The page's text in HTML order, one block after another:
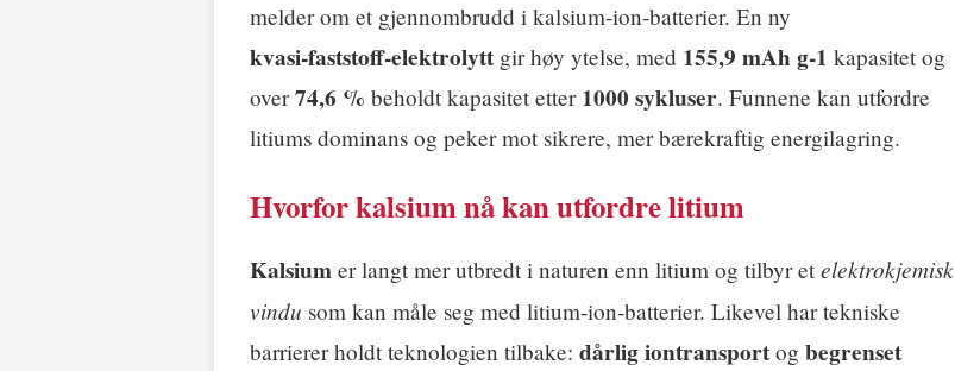
melder om et gjennombrudd i kalsium‑ion‑batterier. En ny
kvasi‑faststoff‑elektrolytt gir høy ytelse, med 155,9 mAh g-1 kapasitet og
over74,6 % beholdt kapasitet etter 1000 sykluser. Funnene kan utfordre
litiums dominans og peker mot sikrere, mer bærekraftig energilagring.
Hvorfor kalsium nå kan utfordre litium
Kalsium er langt mer utbredt i naturen enn litium og tilbyr et elektrokjemisk
vindu som kan måle seg med litium‑ion‑batterier. Likevel har tekniske
barrierer holdt teknologien tilbake: dårlig iontransport og begrenset